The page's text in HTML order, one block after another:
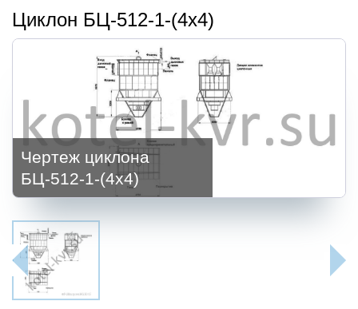
Циклон БЦ-512-1-(4х4)
Чертеж циклона
БЦ-512-1-(4х4)